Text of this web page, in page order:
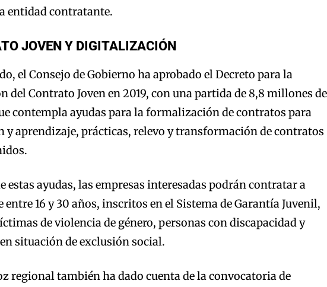
entidad contratante.
JOVEN Y DIGITALIZACIÓN
el Consejo de Gobierno ha aprobado el Decreto para la
del Contrato Joven en 2019, con una partida de 8,8 millones de
contempla ayudas para la formalización de contratos para
y aprendizaje, prácticas, relevo y transformación de contratos
estas ayudas, las empresas interesadas podrán contratar a
entre 16 y 30 años, inscritos en el Sistema de Garantía Juvenil,
de violencia de género, personas con discapacidad y
situación de exclusión social.
regional también ha dado cuenta de la convocatoria de